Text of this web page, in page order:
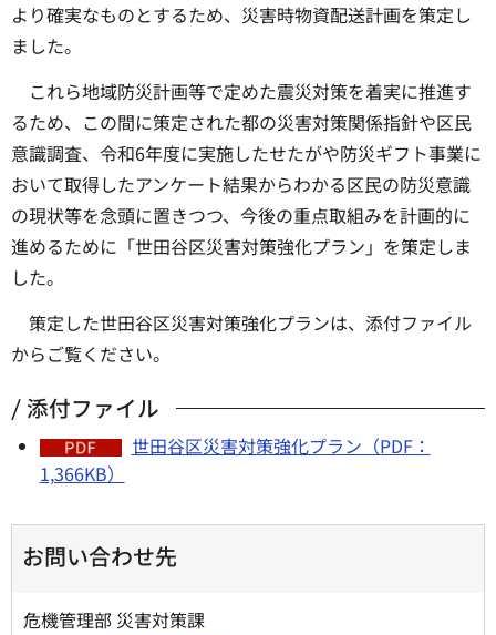
より確実なものとするため、災害時物資配送計画を策定し
ました。
これら地域防災計画等で定めた震災対策を着実に推進す
るため、この間に策定された都の災害対策関係指針や区民
意識調査、令和6年度に実施したせたがや防災ギフト事業に
おいて取得したアンケート結果からわかる区民の防災意識
の現状等を念頭に置きつつ、今後の重点取組みを計画的に
進めるために「世田谷区災害対策強化プラン」を策定しま
した。
策定した世田谷区災害対策強化プランは、添付ファイル
からご覧ください。
添付ファイル
世田谷区災害対策強化プラン（PDF：
1,366KB）
お問い合わせ先
危機管理部 災害対策課